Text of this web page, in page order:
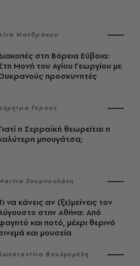
Μανδράκου
στη Βόρεια Εύβοια:
Μονή του Αγίου Γεωργίου με
προσκυνητές
Γκρους
η Σερραϊκή θεωρείται η
μπουγάτσα;
Ζουμπουλάκη
να κάνεις αν (ξε)μείνεις τον
στην Αθήνα: Από
και ποτό, μέχρι θερινό
και μουσεία
Βουλγαρέλη